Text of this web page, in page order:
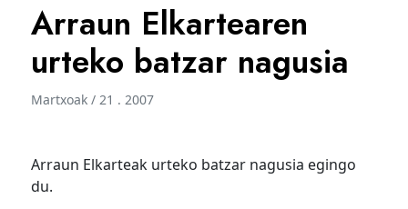
Arraun Elkartearen
urteko batzar nagusia
Martxoak / 21 . 2007
Arraun Elkarteak urteko batzar nagusia egingo
du.